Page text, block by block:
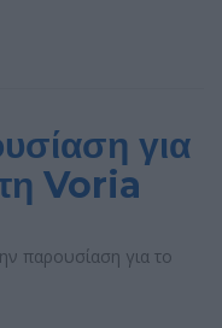
για
Voria
παρουσίαση για το